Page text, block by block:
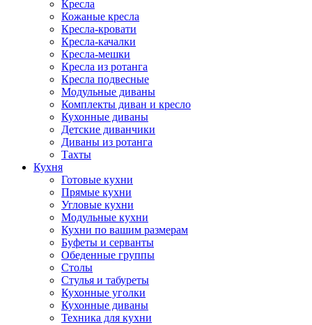
Кресла
Кожаные кресла
Кресла-кровати
Кресла-качалки
Кресла-мешки
Кресла из ротанга
Кресла подвесные
Модульные диваны
Комплекты диван и кресло
Кухонные диваны
Детские диванчики
Диваны из ротанга
Тахты
Кухня
Готовые кухни
Прямые кухни
Угловые кухни
Модульные кухни
Кухни по вашим размерам
Буфеты и серванты
Обеденные группы
Столы
Стулья и табуреты
Кухонные уголки
Кухонные диваны
Техника для кухни